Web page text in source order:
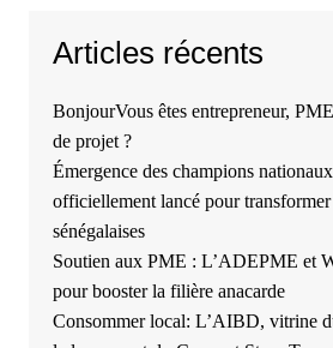
Articles récents
BonjourVous êtes entrepreneur,
de projet ?
Émergence des champions
officiellement lancé pour
sénégalaises
Soutien aux PME : L’ADEPME et
pour booster la filière anacarde
Consommer local: L’AIBD, vitrine